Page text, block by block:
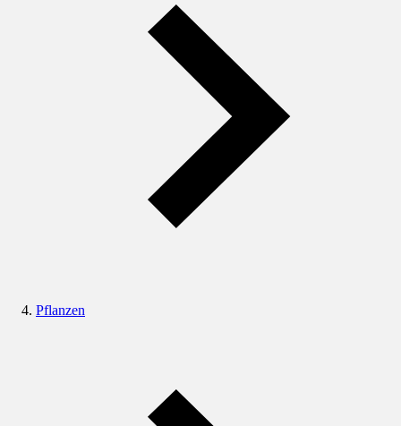
Pflanzen